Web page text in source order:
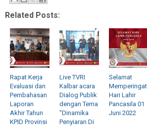
Related Posts:
Rapat Kerja
Evaluasi dan
Pembahasan
Laporan
Akhir Tahun
KPID Provinsi
Live TVRI
Kalbar acara
Dialog Publik
dengan Tema
"Dinamika
Penyiaran Di
Selamat
Hari Lahir
Pancasila 01
Juni 2022